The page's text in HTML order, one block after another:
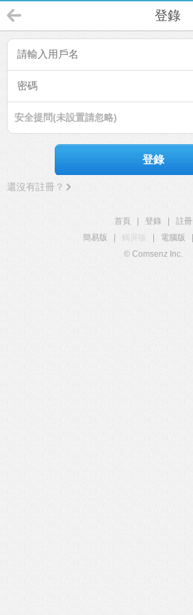
登錄
安全提問(未設置請忽略)
登錄
還沒有註冊？
首頁 登錄
註冊
簡易版
觸屏版 電腦版
© Comsenz Inc.